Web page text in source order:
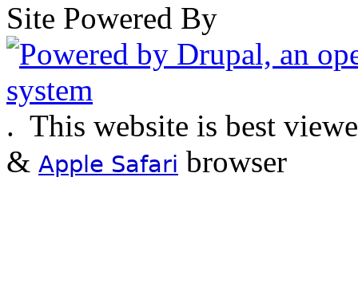
Site Powered By
. This website is best
& Apple Safari browser